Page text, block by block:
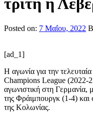
τρίτη η
Posted on: 7 Μαΐου, 2022
[ad_1]
Η αγωνία για την
Champions League (2022-
αγωνιστική στη Γερμανία,
της Φράιμπουργκ (1-4) και
της Κολωνίας.